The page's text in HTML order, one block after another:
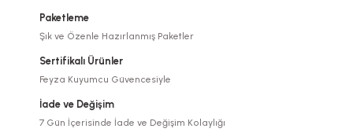
Paketleme
Şık ve Özenle Hazırlanmış Paketler
Sertifikalı Ürünler
Feyza Kuyumcu Güvencesiyle
İade ve Değişim
7 Gün İçerisinde İade ve Değişim Kolaylığı